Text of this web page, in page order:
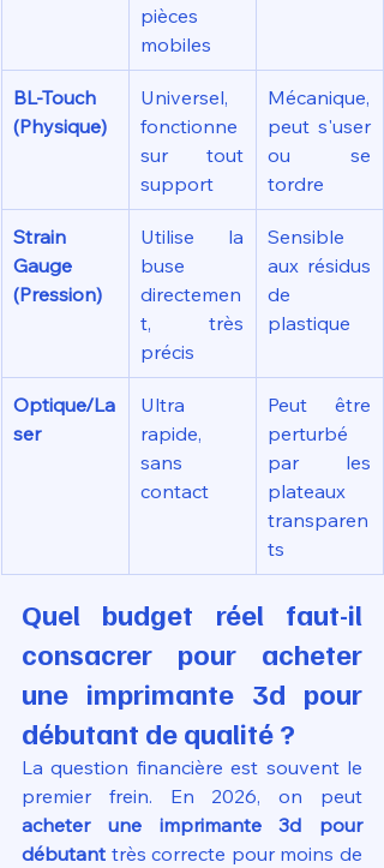
pièces
mobiles
BL-Touch
(Physique)
Universel,
fonctionne
sur tout
support
Mécanique,
peut s'user
ou se
tordre
Strain
Gauge
(Pression)
Utilise la
buse
directemen
t, très
précis
Sensible
aux résidus
de
plastique
Optique/La
ser
Ultra
rapide,
sans
contact
Peut être
perturbé
par les
plateaux
transparen
ts
Quel budget réel faut-il
consacrer pour acheter
une imprimante 3d pour
débutant de qualité ?
La question financière est souvent le
acheter une imprimante 3d pour
débutant très correcte pour moins de